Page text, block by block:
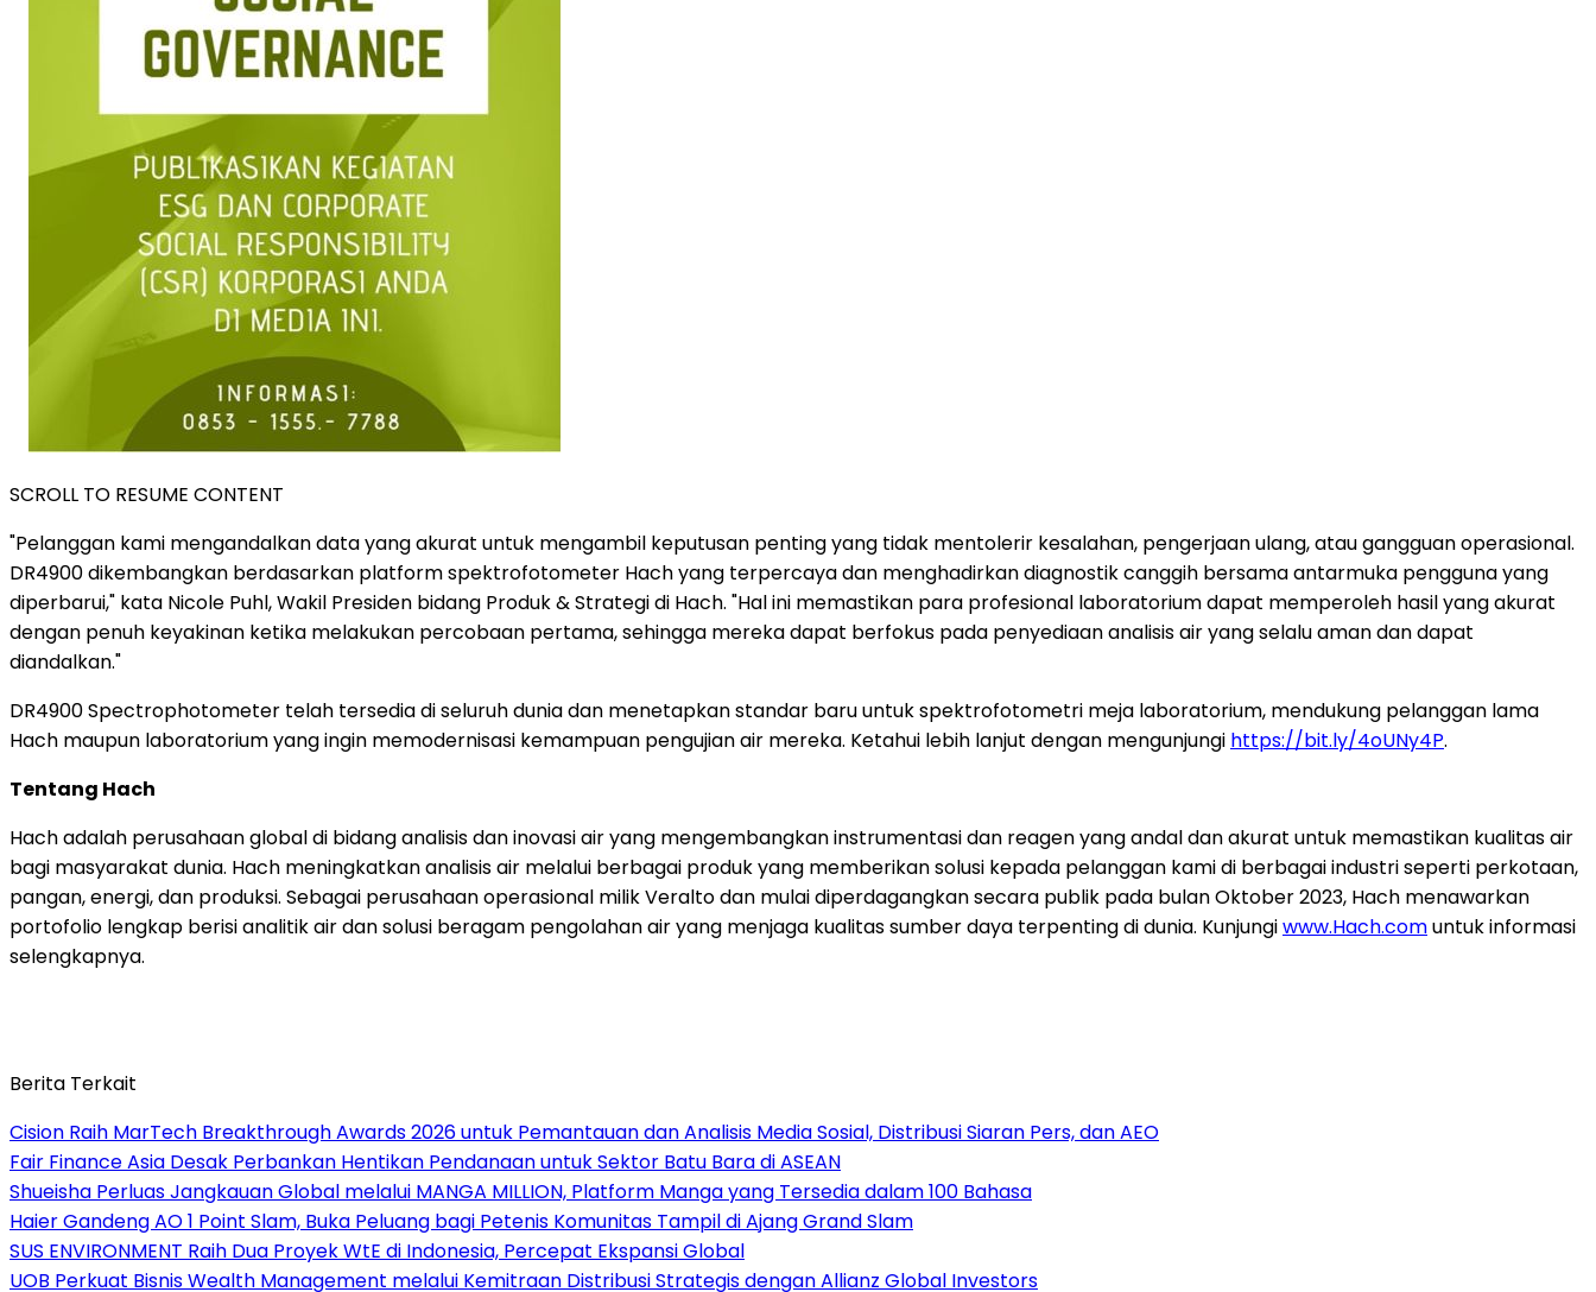
SCROLL TO RESUME CONTENT
"Pelanggan kami mengandalkan data yang akurat untuk mengambil keputusan penting yang tidak mentolerir kesalahan, pengerjaan ulang, atau gangguan operasional.
DR4900 dikembangkan berdasarkan platform spektrofotometer Hach yang terpercaya dan menghadirkan diagnostik canggih bersama antarmuka pengguna yang
diperbarui," kata Nicole Puhl, Wakil Presiden bidang Produk & Strategi di Hach. "Hal ini memastikan para profesional laboratorium dapat memperoleh hasil yang akurat
dengan penuh keyakinan ketika melakukan percobaan pertama, sehingga mereka dapat berfokus pada penyediaan analisis air yang selalu aman dan dapat
diandalkan."
DR4900 Spectrophotometer telah tersedia di seluruh dunia dan menetapkan standar baru untuk spektrofotometri meja laboratorium, mendukung pelanggan lama
Hach maupun laboratorium yang ingin memodernisasi kemampuan pengujian air mereka. Ketahui lebih lanjut dengan mengunjungi https://bit.ly/4oUNy4P.
Tentang Hach
Hach adalah perusahaan global di bidang analisis dan inovasi air yang mengembangkan instrumentasi dan reagen yang andal dan akurat untuk memastikan kualitas air
bagi masyarakat dunia. Hach meningkatkan analisis air melalui berbagai produk yang memberikan solusi kepada pelanggan kami di berbagai industri seperti perkotaan,
pangan, energi, dan produksi. Sebagai perusahaan operasional milik Veralto dan mulai diperdagangkan secara publik pada bulan Oktober 2023, Hach menawarkan
portofolio lengkap berisi analitik air dan solusi beragam pengolahan air yang menjaga kualitas sumber daya terpenting di dunia. Kunjungiwww.Hach.comuntuk informasi
selengkapnya.
Berita Terkait
Cision Raih MarTech Breakthrough Awards 2026 untuk Pemantauan dan Analisis Media Sosial, Distribusi Siaran Pers, dan AEO
Fair Finance Asia Desak Perbankan Hentikan Pendanaan untuk Sektor Batu Bara di ASEAN
Shueisha Perluas Jangkauan Global melalui MANGA MILLION, Platform Manga yang Tersedia dalam 100 Bahasa
Haier Gandeng AO 1 Point Slam, Buka Peluang bagi Petenis Komunitas Tampil di Ajang Grand Slam
SUS ENVIRONMENT Raih Dua Proyek WtE di Indonesia, Percepat Ekspansi Global
UOB Perkuat Bisnis Wealth Management melalui Kemitraan Distribusi Strategis dengan Allianz Global Investors